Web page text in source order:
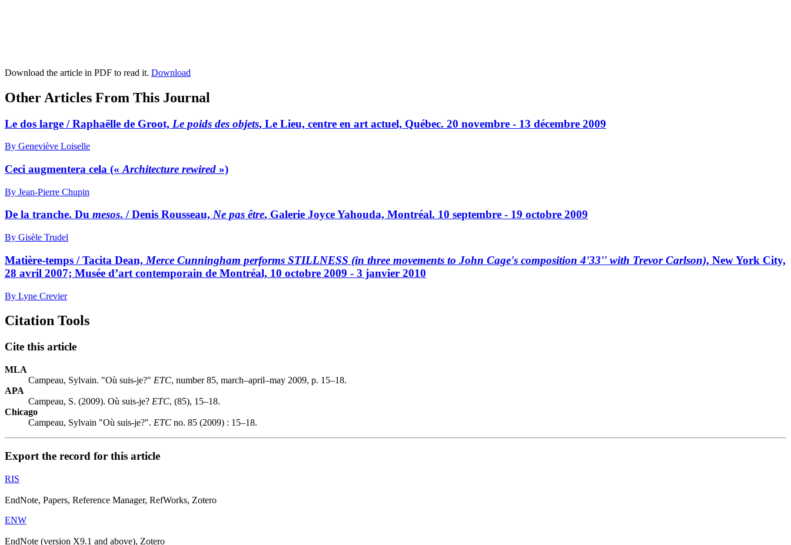
Download the article in PDF to read it. Download
Other Articles From This Journal
Le dos large / Raphaëlle de Groot, Le poids des objets, Le Lieu, centre en art actuel, Québec. 20 novembre - 13 décembre 2009
By Geneviève Loiselle
Ceci augmentera cela (« Architecture rewired »)
By Jean-Pierre Chupin
De la tranche. Du mesos. / Denis Rousseau, Ne pas être, Galerie Joyce Yahouda, Montréal. 10 septembre - 19 octobre 2009
By Gisèle Trudel
Matière-temps / Tacita Dean, Merce Cunningham performs STILLNESS (in three movements to John Cage's composition 4'33'' with Trevor Carlson), New York City,
28 avril 2007; Musée d’art contemporain de Montréal, 10 octobre 2009 - 3 janvier 2010
By Lyne Crevier
Citation Tools
Cite this article
MLA
Campeau, Sylvain. "Où suis-je?" ETC, number 85, march–april–may 2009, p. 15–18.
APA
Campeau, S. (2009). Où suis-je? ETC, (85), 15–18.
Chicago
Campeau, Sylvain "Où suis-je?". ETC no. 85 (2009) : 15–18.
Export the record for this article
RIS
EndNote, Papers, Reference Manager, RefWorks, Zotero
ENW
EndNote (version X9.1 and above), Zotero